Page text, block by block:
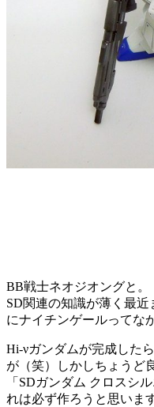
BB戦士ネオジオングと。
SD関連の知識が薄く最
にナイチンゲールってな
Hi-νガンダムが完成した
が（笑）しかしちょうど
「SDガンダム クロスシ
れは必ず作ろうと思います